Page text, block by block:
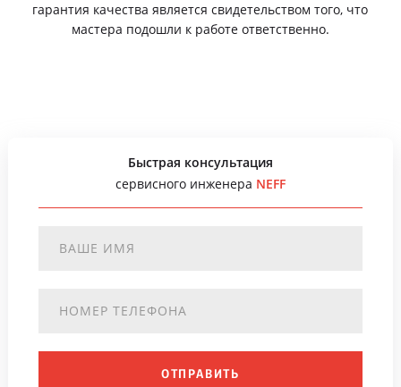
гарантия качества является свидетельством того, что
мастера подошли к работе ответственно.
Быстрая консультация
сервисного инженера NEFF
ОТПРАВИТЬ